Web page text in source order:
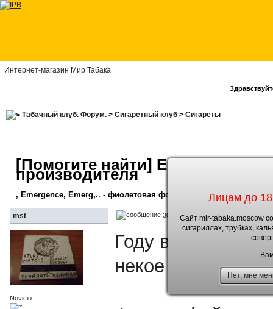
Интернет-магазин Мир Табака
Лицам до
Сайт mir-tabaka.moscow
сигариллах, трубках,
Нет, мне
Табачный клуб. Форум.> Сигаретный клуб> Сигареты
[Помогите найти] Emergent (?) -
производителя
, Emergence, Emerg,.. - фиолетовая фольгированная упаковка
mst 30.1.2013, 11:24
Novicio
Году в 2009-м
некое курево.